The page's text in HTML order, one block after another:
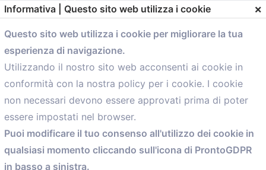
comunicazione@confartigianato.bo.it
Menù
Home
Servizi
Convenzioni
Informativa | Questo sito web utilizza i cookie ×
Questo sito web utilizza i cookie per migliorare la tua
esperienza di navigazione.
Utilizzando il nostro sito web acconsenti ai cookie in
conformità con la nostra policy per i cookie. I cookie
non necessari devono essere approvati prima di poter
essere impostati nel browser.
Puoi modificare il tuo consenso all'utilizzo dei cookie in
qualsiasi momento cliccando sull'icona di ProntoGDPR
in basso a sinistra.